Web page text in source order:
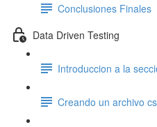
Conclusiones Finales
Data Driven Testing
Introduccion a la
Creando un archivo